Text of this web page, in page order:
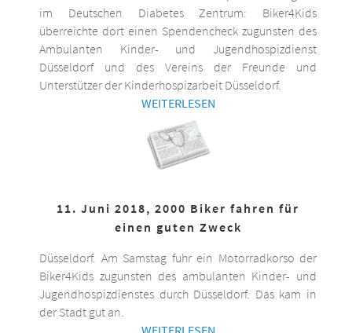
im Deutschen Diabetes Zentrum: Biker4Kids
überreichte dort einen Spendencheck zugunsten des
Ambulanten Kinder- und Jugendhospizdienst
Düsseldorf und des Vereins der Freunde und
Unterstützer der Kinderhospizarbeit Düsseldorf.
WEITERLESEN
11. Juni 2018, 2000 Biker fahren für
einen guten Zweck
Düsseldorf. Am Samstag fuhr ein Motorradkorso der
Biker4Kids zugunsten des ambulanten Kinder- und
Jugendhospizdienstes durch Düsseldorf. Das kam in
der Stadt gut an.
WEITERLESEN